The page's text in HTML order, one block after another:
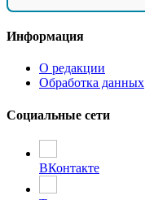
Информация
О редакции
Обработка данных
Социальные сети
ВКонтакте